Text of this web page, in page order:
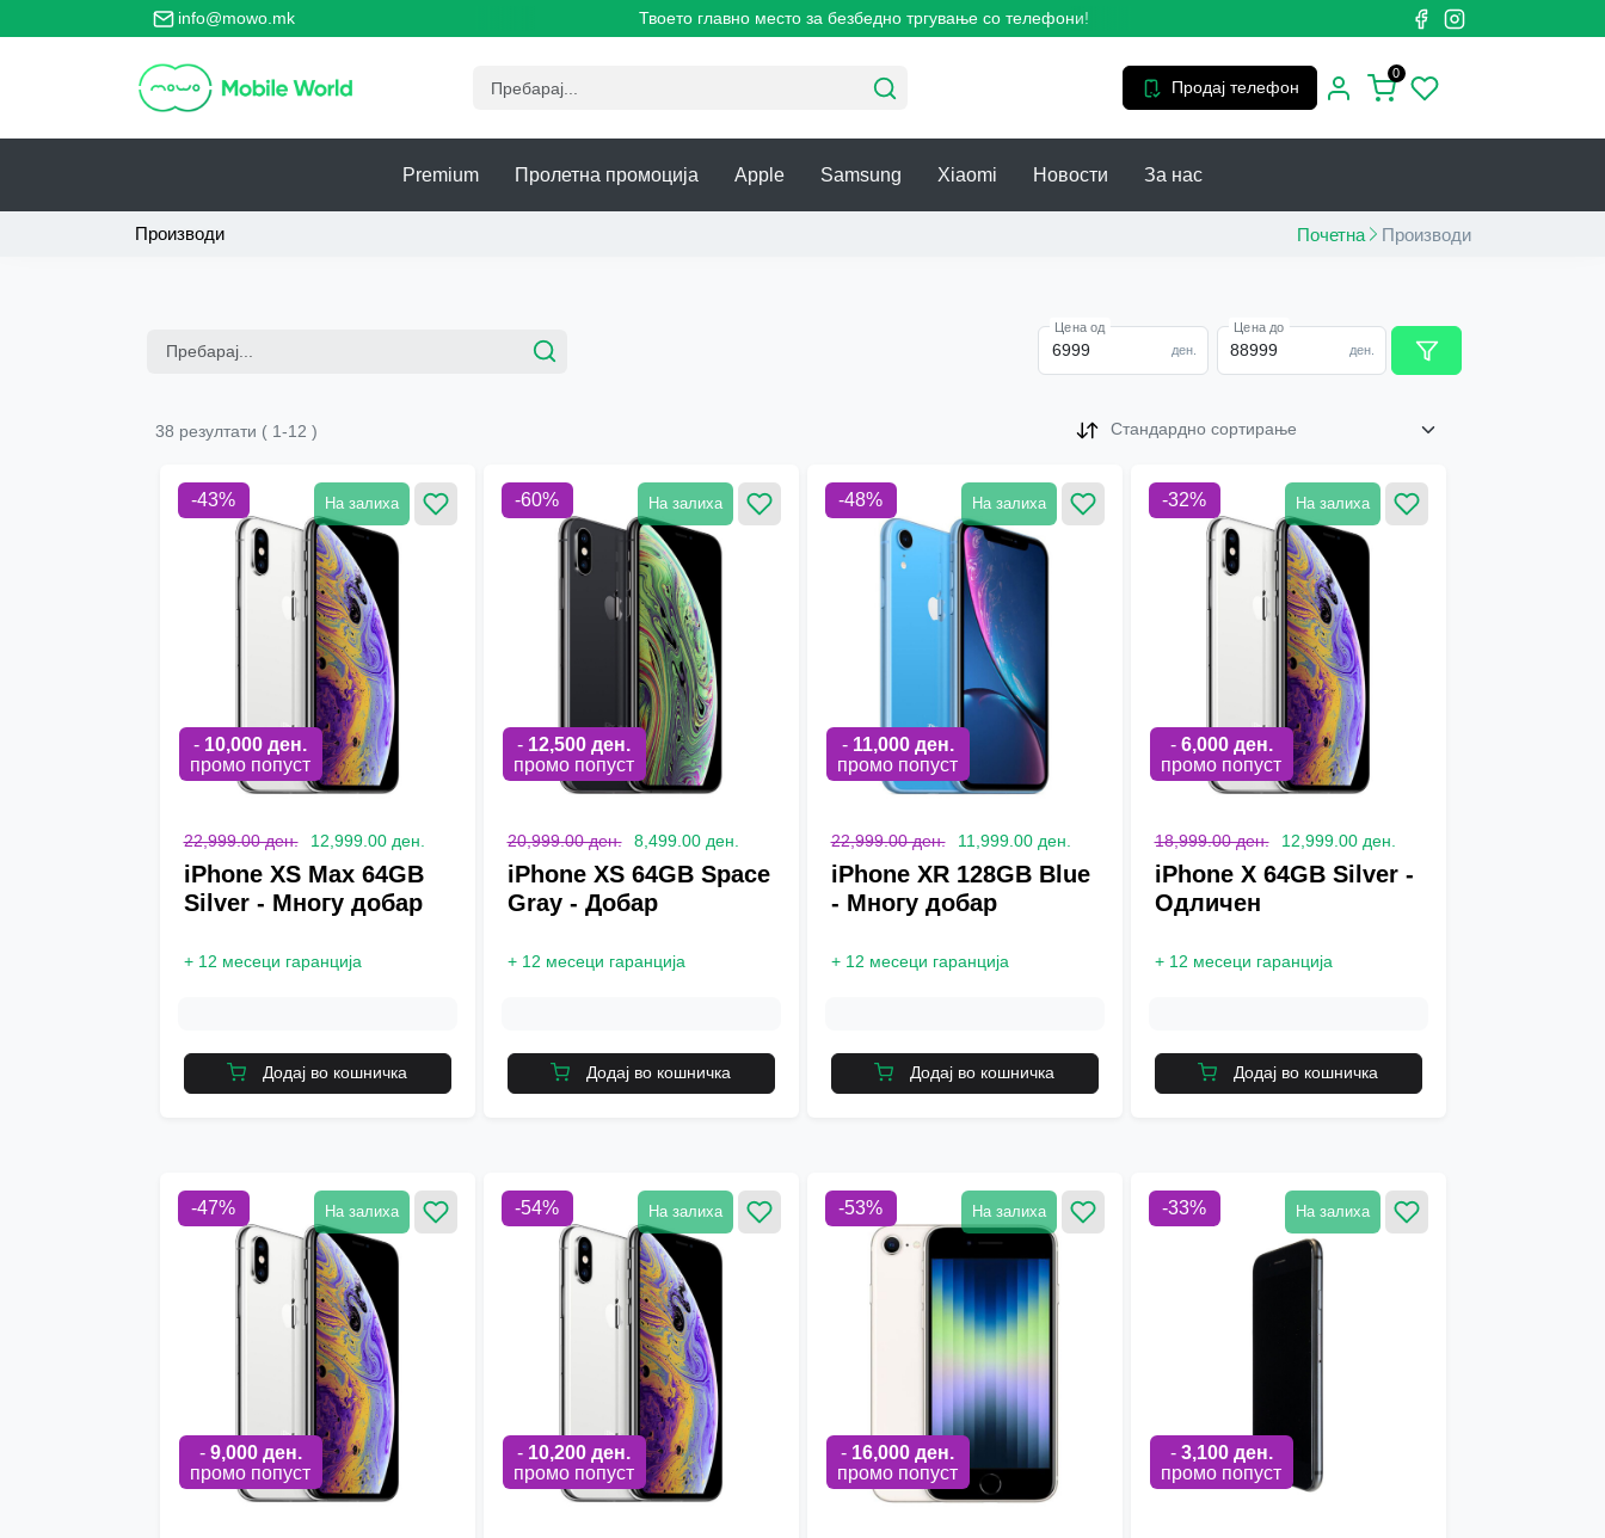
info@mowo.mk
главно место за безбедно тргување со телефони! Твоето главно место за безбедно тргување со телефони!
Продај телефон
0
Premium Пролетна промоција Apple Samsung Xiaomi Новости За нас
Производи Почетна Производи
ден.
Цена од
ден.
Цена до
38 резултати ( 1-12 ) Стандардно сортирање
-43% На залиха
- 10,000 ден.
промо попуст
22,999.00 ден. 12,999.00 ден.
iPhone XS Max 64GB
Silver - Многу добар
+ 12 месеци гаранција
Додај во кошничка
-60% На залиха
- 12,500 ден.
промо попуст
20,999.00 ден. 8,499.00 ден.
iPhone XS 64GB Space
Gray - Добар
+ 12 месеци гаранција
Додај во кошничка
-48% На залиха
- 11,000ден.
промо попуст
22,999.00 ден. 11,999.00 ден.
iPhone XR 128GB Blue
- Многу добар
+ 12 месеци гаранција
Додај во кошничка
-32% На залиха
- 6,000ден.
промо попуст
18,999.00 ден. 12,999.00 ден.
iPhone X 64GB Silver -
Одличен
+ 12 месеци гаранција
Додај во кошничка
-47% На залиха
- 9,000ден.
промо попуст
-54% На залиха
- 10,200 ден.
промо попуст
-53% На залиха
- 16,000 ден.
промо попуст
-33% На залиха
- 3,100ден.
промо попуст